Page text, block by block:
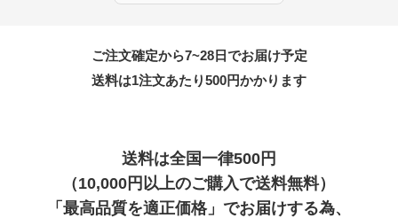
ご注文確定から7~28日でお届け予定
送料は1注文あたり500円かかります
送料は全国一律500円
（10,000円以上のご購入で送料無料）
「最高品質を適正価格」でお届けする為、